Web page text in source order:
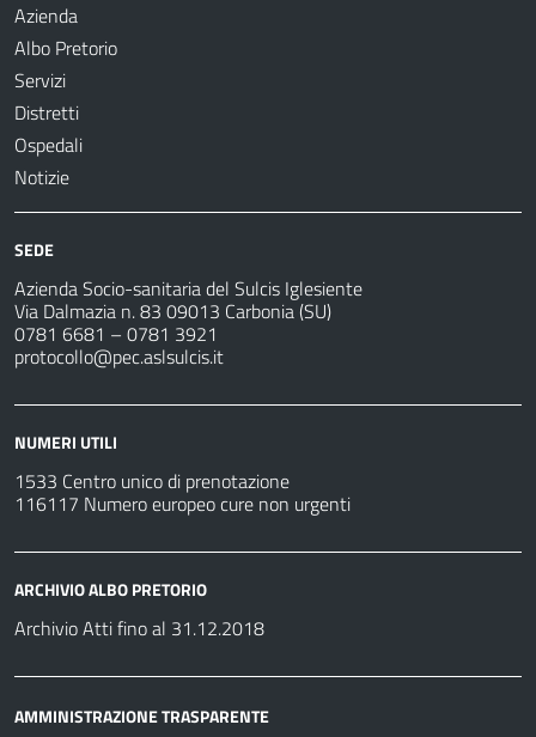
Azienda
Albo Pretorio
Servizi
Distretti
Ospedali
Notizie
SEDE
Azienda Socio-sanitaria del Sulcis Iglesiente
Via Dalmazia n. 83 09013 Carbonia (SU)
0781 6681 – 0781 3921
protocollo@pec.aslsulcis.it
NUMERI UTILI
1533 Centro unico di prenotazione
116117 Numero europeo cure non urgenti
ARCHIVIO ALBO PRETORIO
Archivio Atti fino al 31.12.2018
AMMINISTRAZIONE TRASPARENTE